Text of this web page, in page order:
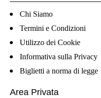
Chi Siamo
Termini e Condizioni
Utilizzo dei Cookie
Informativa sulla Privacy
Biglietti a norma di legge
Area Privata